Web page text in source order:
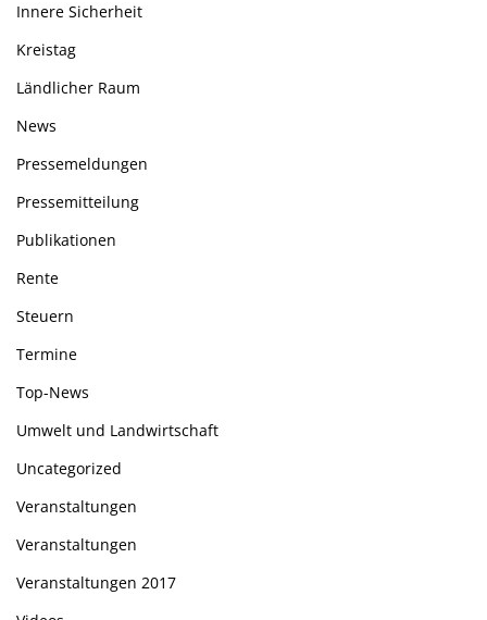
Innere Sicherheit
Kreistag
Ländlicher Raum
News
Pressemeldungen
Pressemitteilung
Publikationen
Rente
Steuern
Termine
Top-News
Umwelt und Landwirtschaft
Uncategorized
Veranstaltungen
Veranstaltungen
Veranstaltungen 2017